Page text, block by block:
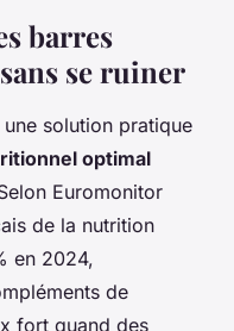
barres
se ruiner
solution pratique
optimal
Euromonitor
de la nutrition
en 2024,
de
fort quand des